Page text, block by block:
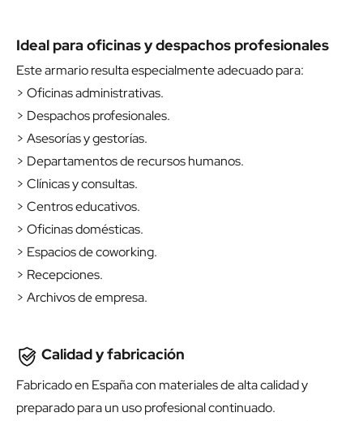
Ideal para oficinas y despachos profesionales
Este armario resulta especialmente adecuado para:
> Oficinas administrativas.
> Despachos profesionales.
> Asesorías y gestorías.
> Departamentos de recursos humanos.
> Clínicas y consultas.
> Centros educativos.
> Oficinas domésticas.
> Espacios de coworking.
> Recepciones.
> Archivos de empresa.
Calidad y fabricación
Fabricado en España con materiales de alta calidad y
preparado para un uso profesional continuado.